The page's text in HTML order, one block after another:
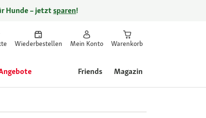
Hunde – jetztsparen!
Wiederbestellen Mein Konto Warenkorb
Friends Magazin